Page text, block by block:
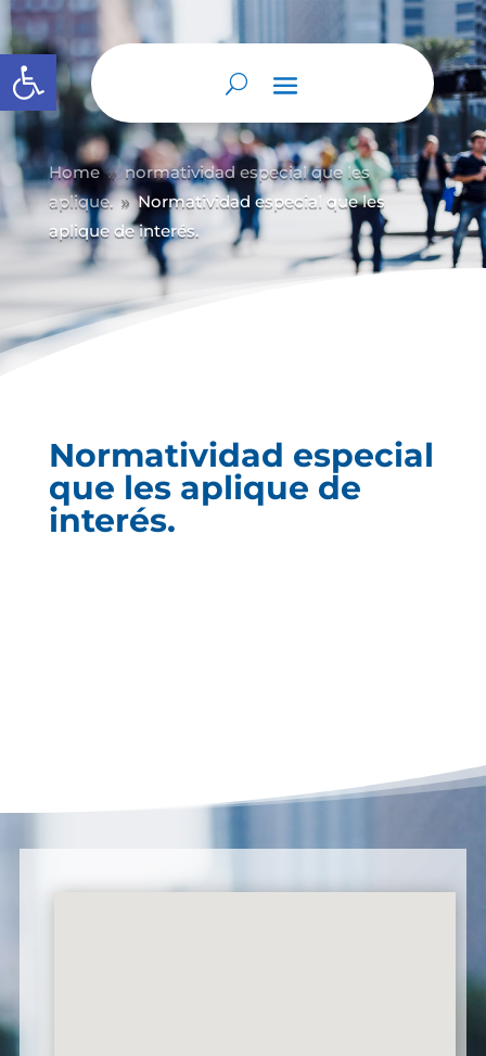
Abrir barra de herramientas
Home 9 normatividad especial que les
aplique. 9 Normatividad especial que les
aplique de interés.
Normatividad especial
que les aplique de
interés.